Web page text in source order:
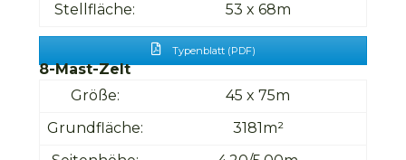
Stellfläche:
53 x 68m
Typenblatt (PDF)
8-Mast-Zelt
Größe:
45 x 75m
Grundfläche:
3181m²